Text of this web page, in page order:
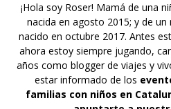
¡Hola soy Roser! Mamá de una
nacida en agosto 2015; y de
nacido en octubre 2017. Antes
ahora estoy siempre jugando,
años como blogger de viajes y
estar informado de los
familias con niños en